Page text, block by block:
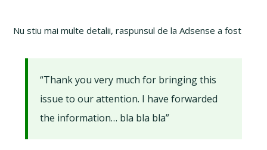
Nu stiu mai multe detalii, raspunsul de la Adsense a fost
“Thank you very much for bringing this
issue to our attention. I have forwarded
the information… bla bla bla”